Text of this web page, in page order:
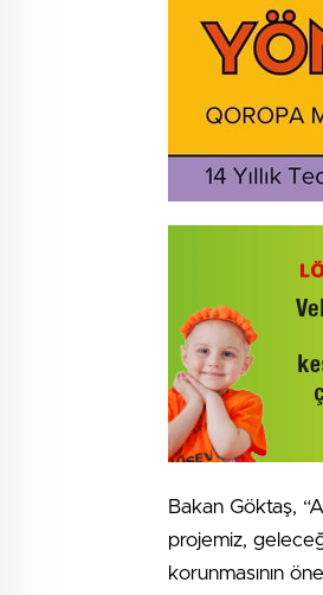
Bakan Göktaş,
projemiz,
korunmasının